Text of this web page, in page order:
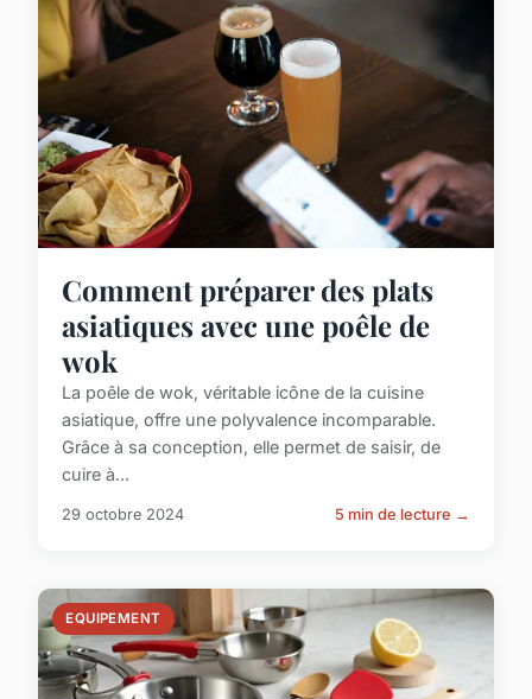
Comment préparer des plats
asiatiques avec une poêle de
wok
La poêle de wok, véritable icône de la cuisine
asiatique, offre une polyvalence incomparable.
Grâce à sa conception, elle permet de saisir, de
cuire à...
29 octobre 2024 5 min de lecture →
EQUIPEMENT